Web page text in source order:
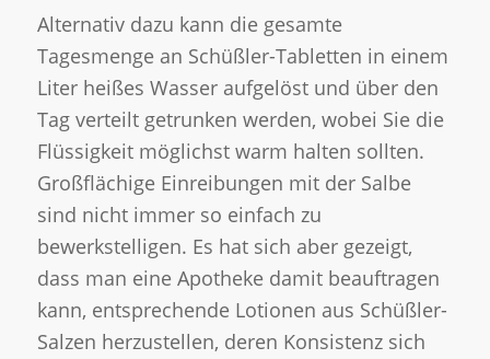
Alternativ dazu kann die gesamte
Tagesmenge an Schüßler-Tabletten in einem
Liter heißes Wasser aufgelöst und über den
Tag verteilt getrunken werden, wobei Sie die
Flüssigkeit möglichst warm halten sollten.
Großflächige Einreibungen mit der Salbe
sind nicht immer so einfach zu
bewerkstelligen. Es hat sich aber gezeigt,
dass man eine Apotheke damit beauftragen
kann, entsprechende Lotionen aus Schüßler-
Salzen herzustellen, deren Konsistenz sich